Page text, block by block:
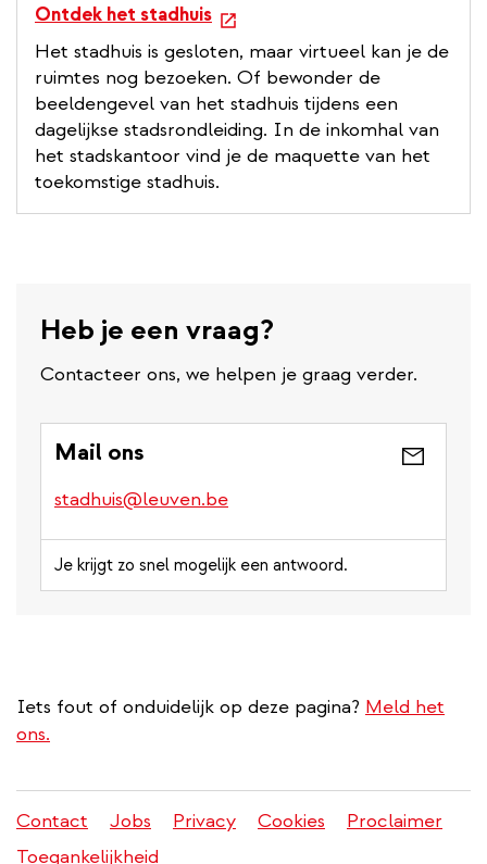
Ontdek het stadhuis
e
x
t
e
r
n
a
l
l
Het stadhuis is gesloten, maar virtueel kan je de
ruimtes nog bezoeken. Of bewonder de
beeldengevel van het stadhuis tijdens een
dagelijkse stadsrondleiding. In de inkomhal van
het stadskantoor vind je de maquette van het
toekomstige stadhuis.
Heb je een vraag?
Contacteer ons, we helpen je graag verder.
Mail ons
stadhuis@leuven.be
Je krijgt zo snel mogelijk een antwoord.
Iets fout of onduidelijk op deze pagina? Meld het
ons.
Juridisch
Contact Jobs Privacy Cookies
Proclaimer
Toegankelijkheid